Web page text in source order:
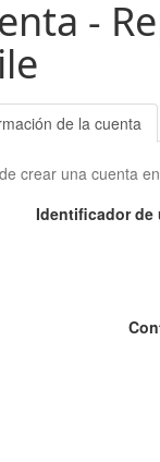
-
de la cuenta
crear una cuenta
Identificador de